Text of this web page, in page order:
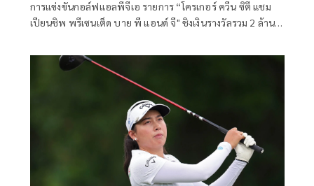
การแข่งขันกอล์ฟแอลพีจีเอ รายการ “โครเกอร์ ควีน ซิตี แชม
เปียนชิพ พรีเซนเต็ด บาย พี แอนด์ จี" ชิงเงินรางวัลรวม 2 ล้าน
ทรี คลับ ชานเมืองซินซินเนติ รัฐโอไฮโอ ประเทศสหรัฐอเมริกา
ระหว่างวันที่ 14-17 พฤษภาคม 2569 โดยที่ ชาร์ลีย์ ฮัลล์ โปร
สาวชาวอังกฤษเป็นแชมป์เมื่อปีที่แล้ว